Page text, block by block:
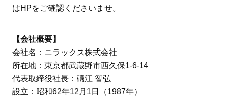
はHPをご確認くださいませ。
【会社概要】
会社名：ニラックス株式会社
所在地：東京都武蔵野市西久保1-6-14
代表取締役社長：礒江 智弘
設立：昭和62年12月1日（1987年）